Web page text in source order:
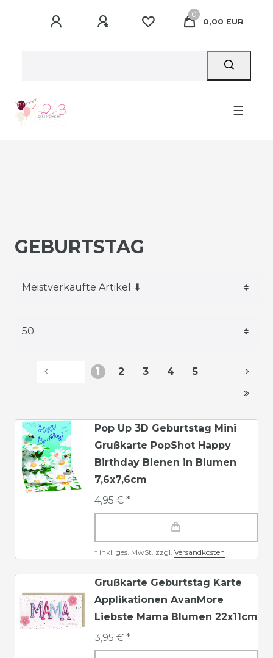
0
0,00 EUR
☰
GEBURTSTAG
1 2 3 4 5
Pop Up 3D Geburtstag Mini
Grußkarte PopShot Happy
Birthday Bienen in Blumen
7,6x7,6cm
4,95 € *
* inkl. ges. MwSt. zzgl. Versandkosten
Grußkarte Geburtstag Karte
Applikationen AvanMore
Liebste Mama Blumen 22x11cm
3,95 € *